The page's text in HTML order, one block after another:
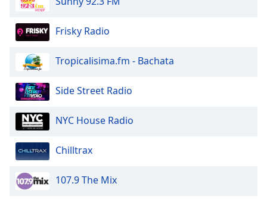
window.
Escape
cancel
and
close
window.
Text
Color
Frisky Radio
Tropicalisima.fm - Bachata
Side Street Radio
NYC House Radio
Chilltrax
107.9 The Mix